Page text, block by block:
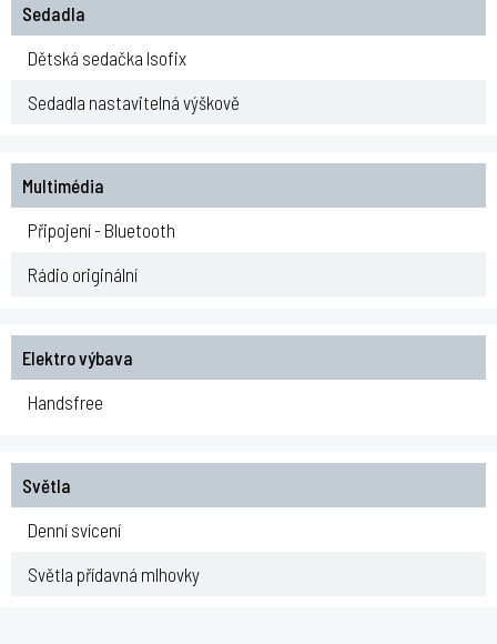
Sedadla
Dětská sedačka Isofix
Sedadla nastavitelná výškově
Multimédia
Připojení - Bluetooth
Rádio originální
Elektro výbava
Handsfree
Světla
Denní svícení
Světla přídavná mlhovky